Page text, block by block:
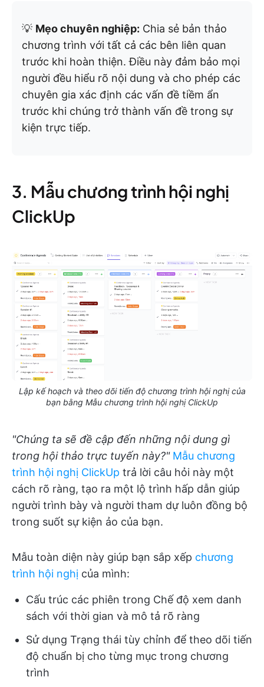
💡 Mẹo chuyên nghiệp: Chia sẻ bản thảo
chương trình với tất cả các bên liên quan
trước khi hoàn thiện. Điều này đảm bảo mọi
người đều hiểu rõ nội dung và cho phép các
chuyên gia xác định các vấn đề tiềm ẩn
trước khi chúng trở thành vấn đề trong sự
kiện trực tiếp.
3. Mẫu chương trình hội nghị
ClickUp
Lập kế hoạch và theo dõi tiến độ chương trình hội nghị của
bạn bằng Mẫu chương trình hội nghị ClickUp
"Chúng ta sẽ đề cập đến những nội dung gì
trong hội thảo trực tuyến này?" Mẫu chương
trình hội nghị ClickUp trả lời câu hỏi này một
cách rõ ràng, tạo ra một lộ trình hấp dẫn giúp
người trình bày và người tham dự luôn đồng bộ
trong suốt sự kiện ảo của bạn.
Mẫu toàn diện này giúp bạn sắp xếp chương
trình hội nghị của mình:
Cấu trúc các phiên trong Chế độ xem danh
sách với thời gian và mô tả rõ ràng
Sử dụng Trạng thái tùy chỉnh để theo dõi tiến
độ chuẩn bị cho từng mục trong chương
trình